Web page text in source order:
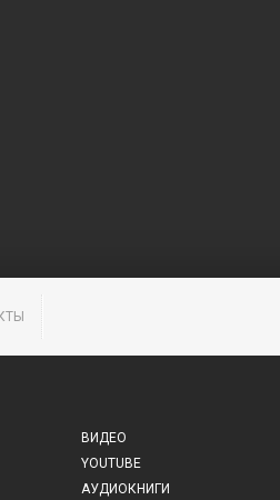
ВИДЕО
YOUTUBE
АУДИОКНИГИ